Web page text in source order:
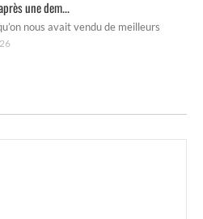
une dem...
nous avait vendu de meilleurs